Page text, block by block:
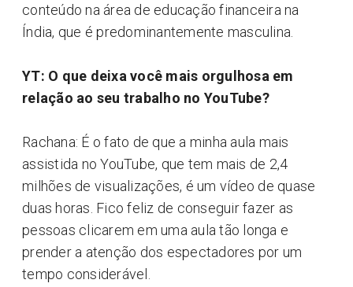
conteúdo na área de educação financeira na
Índia, que é predominantemente masculina.
YT: O que deixa você mais orgulhosa em
relação ao seu trabalho no YouTube?
Rachana: É o fato de que a minha aula mais
assistida no YouTube, que tem mais de 2,4
milhões de visualizações, é um vídeo de quase
duas horas. Fico feliz de conseguir fazer as
pessoas clicarem em uma aula tão longa e
prender a atenção dos espectadores por um
tempo considerável.